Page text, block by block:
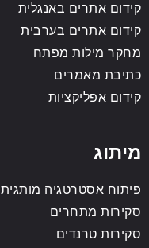
קידום אתרים באנגלית
קידום אתרים בערבית
מחקר מילות מפתח
כתיבת מאמרים
קידום אפליקציות
מיתוג
פיתוח אסטרטגיה מותגית
סקירות מתחרים
סקירות טרנדים